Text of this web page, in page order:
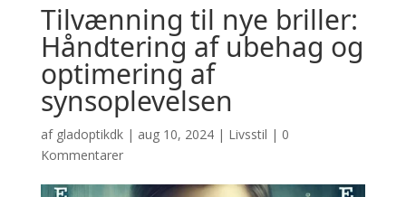
Tilvænning til nye briller:
Håndtering af ubehag og
optimering af
synsoplevelsen
af gladoptikdk| aug 10, 2024| Livsstil | 0
Kommentarer